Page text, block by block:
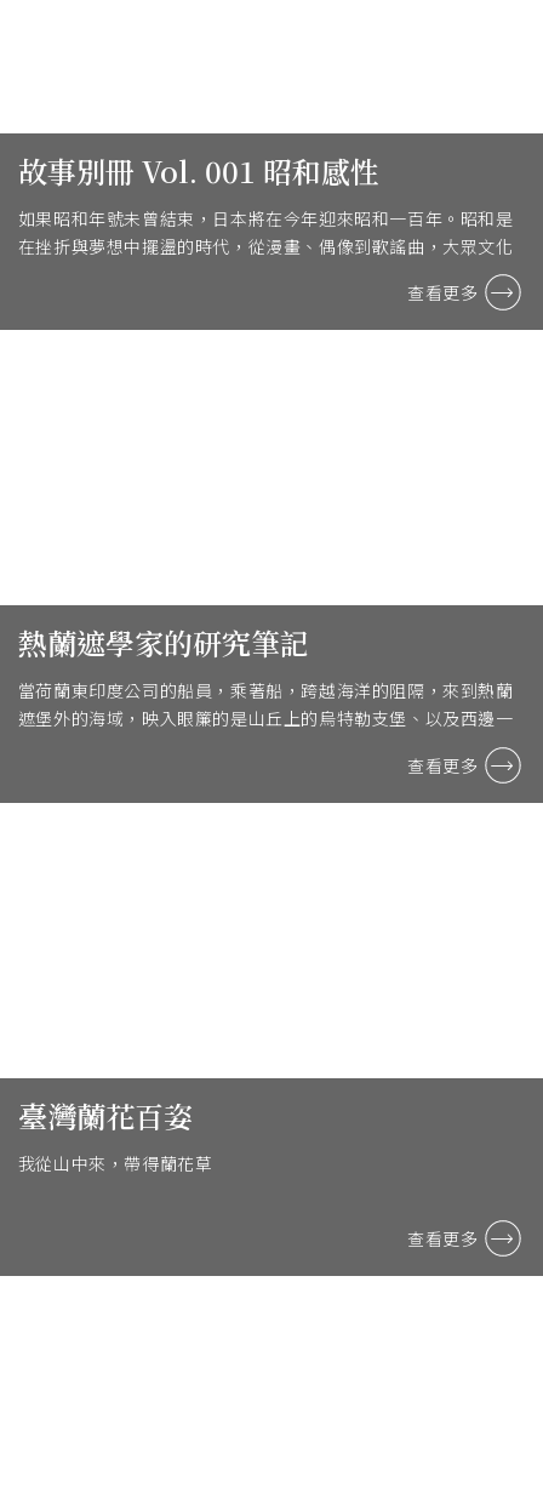
故事別冊 Vol. 001 昭和感性
如果昭和年號未曾結束，日本將在今年迎來昭和一百年。昭和是
在挫折與夢想中擺盪的時代，從漫畫、偶像到歌謠曲，大眾文化
查看更多
熱蘭遮學家的研究筆記
當荷蘭東印度公司的船員，乘著船，跨越海洋的阻隔，來到熱蘭
遮堡外的海域，映入眼簾的是山丘上的烏特勒支堡、以及西邊一
查看更多
臺灣蘭花百姿
我從山中來，帶得蘭花草
查看更多